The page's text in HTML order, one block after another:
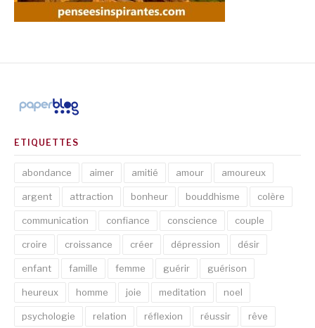
ETIQUETTES
abondance aimer amitié amour amoureux
argent attraction bonheur bouddhisme colère
communication confiance conscience couple
croire croissance créer dépression désir
enfant famille femme guérir guérison
heureux homme joie meditation noel
psychologie relation réflexion réussir rêve